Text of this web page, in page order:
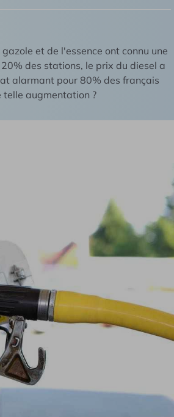
et de l'essence ont connu une
des stations, le prix du diesel a
alarmant pour 80% des français
telle augmentation ?